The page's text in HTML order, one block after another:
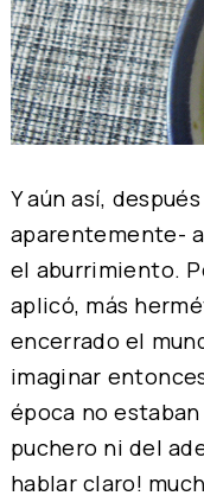
Y aún así,
aparentemente-
el aburrimiento.
aplicó, más
encerrado el
imaginar
época no
puchero ni del
hablar claro!